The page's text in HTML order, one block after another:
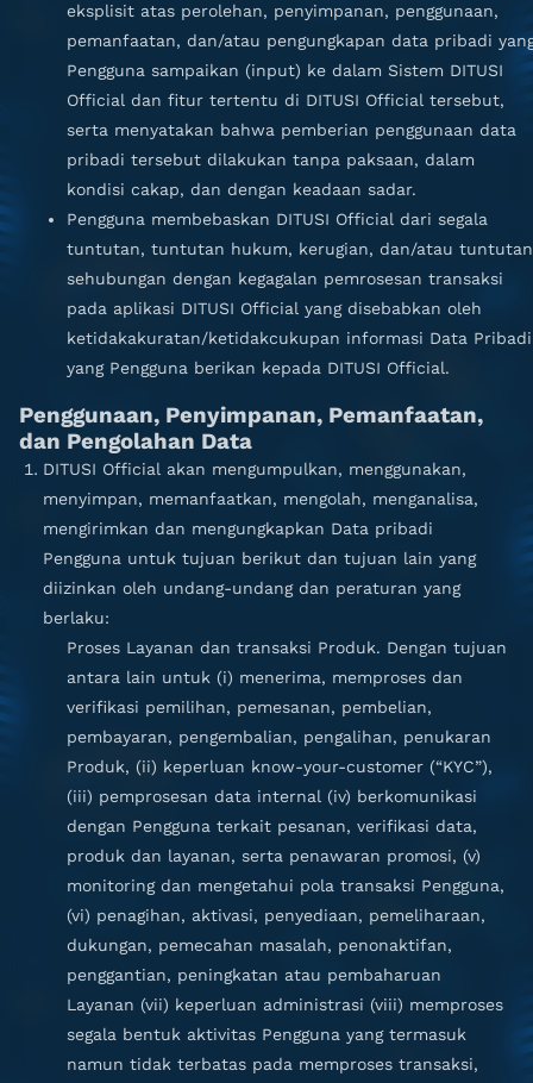
eksplisit atas perolehan, penyimpanan, penggunaan,
pemanfaatan, dan/atau pengungkapan data pribadi
Pengguna sampaikan (input) ke dalam Sistem DITUSI
Official dan fitur tertentu di DITUSI Official tersebut,
serta menyatakan bahwa pemberian penggunaan data
pribadi tersebut dilakukan tanpa paksaan, dalam
kondisi cakap, dan dengan keadaan sadar.
Pengguna membebaskan DITUSI Official dari segala
tuntutan, tuntutan hukum, kerugian, dan/atau tuntutan
sehubungan dengan kegagalan pemrosesan transaksi
pada aplikasi DITUSI Official yang disebabkan oleh
ketidakakuratan/ketidakcukupan informasi Data Pribadi
yang Pengguna berikan kepada DITUSI Official.
Penggunaan, Penyimpanan, Pemanfaatan,
dan Pengolahan Data
DITUSI Official akan mengumpulkan, menggunakan,
menyimpan, memanfaatkan, mengolah, menganalisa,
mengirimkan dan mengungkapkan Data pribadi
Pengguna untuk tujuan berikut dan tujuan lain yang
diizinkan oleh undang-undang dan peraturan yang
berlaku:
Proses Layanan dan transaksi Produk. Dengan tujuan
antara lain untuk (i) menerima, memproses dan
verifikasi pemilihan, pemesanan, pembelian,
pembayaran, pengembalian, pengalihan, penukaran
Produk, (ii) keperluan know-your-customer (“KYC”),
(iii) pemprosesan data internal (iv) berkomunikasi
dengan Pengguna terkait pesanan, verifikasi data,
produk dan layanan, serta penawaran promosi, (v)
monitoring dan mengetahui pola transaksi Pengguna,
(vi) penagihan, aktivasi, penyediaan, pemeliharaan,
dukungan, pemecahan masalah, penonaktifan,
penggantian, peningkatan atau pembaharuan
Layanan (vii) keperluan administrasi (viii) memproses
segala bentuk aktivitas Pengguna yang termasuk
namun tidak terbatas pada memproses transaksi,